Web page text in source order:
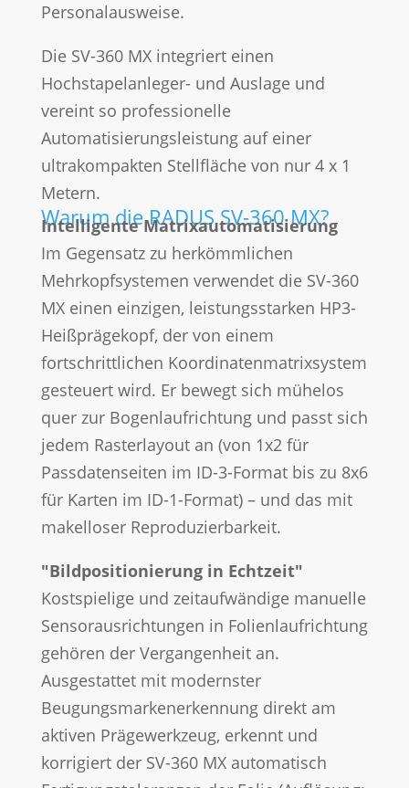
Personalausweise.
Die SV-360 MX integriert einen
Hochstapelanleger- und Auslage und
vereint so professionelle
Automatisierungsleistung auf einer
ultrakompakten Stellfläche von nur 4 x 1
Metern.
Warum die RADUS SV-360 MX?
Intelligente Matrixautomatisierung
Im Gegensatz zu herkömmlichen
Mehrkopfsystemen verwendet die SV-360
MX einen einzigen, leistungsstarken HP3-
Heißprägekopf, der von einem
fortschrittlichen Koordinatenmatrixsystem
gesteuert wird. Er bewegt sich mühelos
quer zur Bogenlaufrichtung und passt sich
jedem Rasterlayout an (von 1x2 für
Passdatenseiten im ID-3-Format bis zu 8x6
für Karten im ID-1-Format) – und das mit
makelloser Reproduzierbarkeit.
"Bildpositionierung in Echtzeit"
Kostspielige und zeitaufwändige manuelle
Sensorausrichtungen in Folienlaufrichtung
gehören der Vergangenheit an.
Ausgestattet mit modernster
Beugungsmarkenerkennung direkt am
aktiven Prägewerkzeug, erkennt und
korrigiert der SV-360 MX automatisch